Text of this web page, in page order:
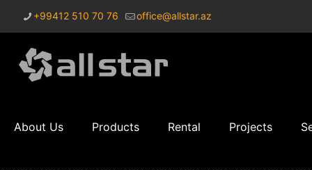
+99412 510 70 76 office@allstar.az
About Us Products Rental Projects